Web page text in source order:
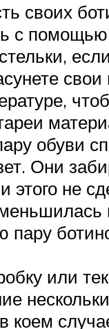
своих
с
обуви
Они
не
пару
или